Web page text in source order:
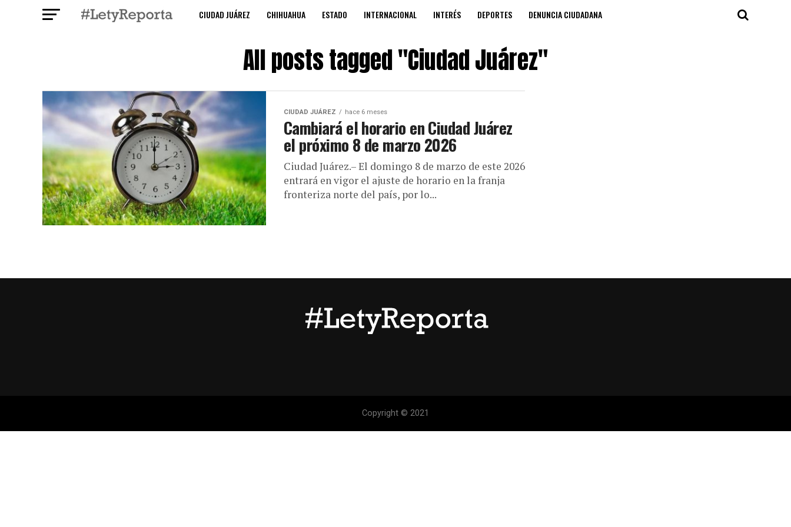
CIUDAD JUÁREZ CHIHUAHUA ESTADO INTERNACIONAL INTERÉS DEPORTES DENUNCIA CIUDADANA
All posts tagged "Ciudad Juárez"
CIUDAD JUÁREZ hace 6 meses
Cambiará el horario en Ciudad Juárez
el próximo 8 de marzo 2026
Ciudad Juárez.– El domingo 8 de marzo de este 2026
entrará en vigor el ajuste de horario en la franja
fronteriza norte del país, por lo...
Copyright © 2021